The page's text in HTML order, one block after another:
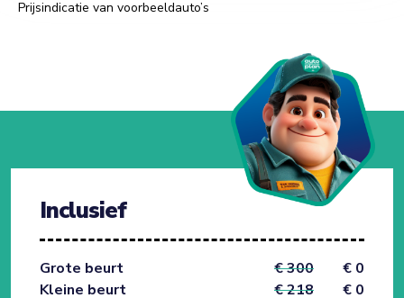
Prijsindicatie van voorbeeldauto’s
Inclusief
Grote beurt € 300
€ 0
Kleine beurt
€ 218 € 0